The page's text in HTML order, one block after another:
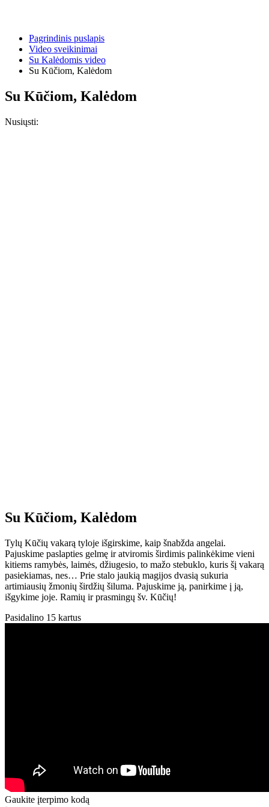
Pagrindinis puslapis
Video sveikinimai
Su Kalėdomis video
Su Kūčiom, Kalėdom
Su Kūčiom, Kalėdom
Nusiųsti:
Su Kūčiom, Kalėdom
Tylų Kūčių vakarą tyloje išgirskime, kaip šnabžda angelai.
Pajuskime paslapties gelmę ir atviromis širdimis palinkėkime vieni
kitiems ramybės, laimės, džiugesio, to mažo stebuklo, kuris šį vakarą
pasiekiamas, nes… Prie stalo jaukią magijos dvasią sukuria
artimiausių žmonių širdžių šiluma. Pajuskime ją, panirkime į ją,
išgykime joje. Ramių ir prasmingų šv. Kūčių!
Pasidalino 15 kartus
Gaukite įterpimo kodą